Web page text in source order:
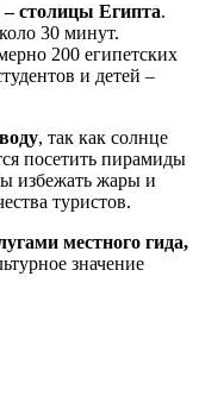
столицы Египта.
30 минут.
200 египетских
и детей –
, так как солнце
посетить пирамиды
избежать жары и
туристов.
местного гида,
значение